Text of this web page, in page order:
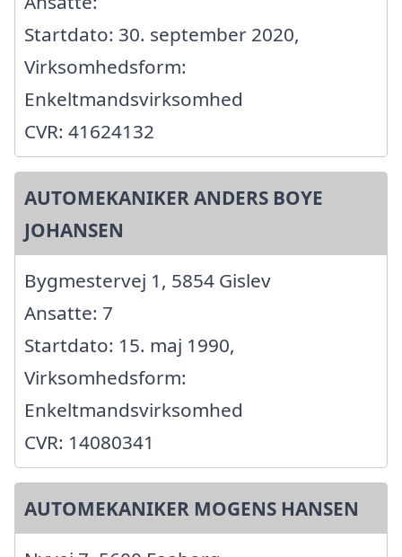
Startdato: 30. september 2020,
Virksomhedsform:
Enkeltmandsvirksomhed
CVR: 41624132
AUTOMEKANIKER ANDERS BOYE
JOHANSEN
Bygmestervej 1, 5854 Gislev
Ansatte: 7
Startdato: 15. maj 1990,
Virksomhedsform:
Enkeltmandsvirksomhed
CVR: 14080341
AUTOMEKANIKER MOGENS HANSEN